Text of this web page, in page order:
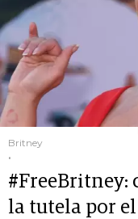
Britney
.
#FreeBritney:
la tutela por